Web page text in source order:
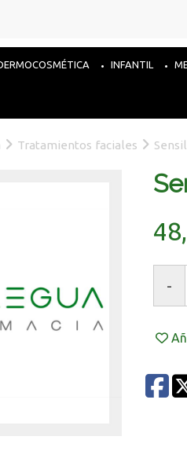
INFANTIL
Tratamientos faciales
-